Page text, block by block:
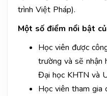
trình Việt Pháp).
Một số điểm nổi bật
Học viên được
trường và sẽ nhận
Đại học KHTN và
Học viên tham gia